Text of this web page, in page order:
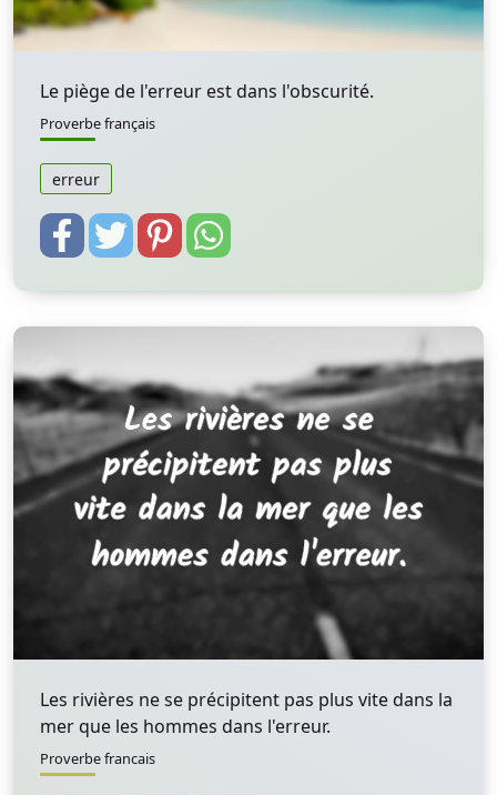
Le piège de l'erreur est dans l'obscurité.
Proverbe français
erreur
Les rivières ne se précipitent pas plus vite dans la
mer que les hommes dans l'erreur.
Proverbe francais